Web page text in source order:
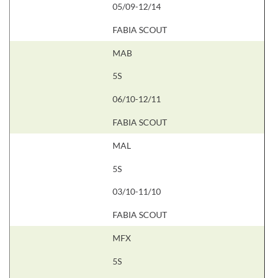
05/09-12/14
FABIA SCOUT
MAB
5S
06/10-12/11
FABIA SCOUT
MAL
5S
03/10-11/10
FABIA SCOUT
MFX
5S